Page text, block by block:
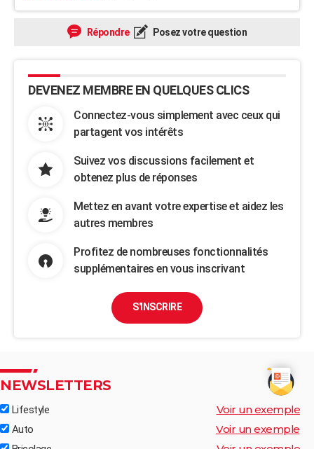
Répondre Posez votre question
DEVENEZ MEMBRE EN QUELQUES CLICS
Connectez-vous simplement avec ceux qui
partagent vos intérêts
Suivez vos discussions facilement et
obtenez plus de réponses
Mettez en avant votre expertise et aidez les
autres membres
Profitez de nombreuses fonctionnalités
supplémentaires en vous inscrivant
S'INSCRIRE
NEWSLETTERS
Lifestyle Voir un exemple
Auto Voir un exemple